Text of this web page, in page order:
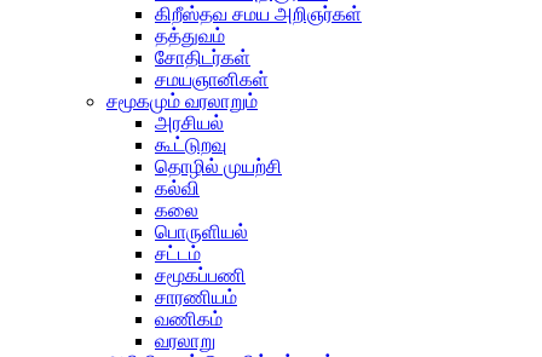
கிறீஸ்தவ சமய அறிஞர்கள்
தத்துவம்
சோதிடர்கள்
சமயஞானிகள்
சமூகமும் வரலாறும்
அரசியல்
கூட்டுறவு
தொழில் முயற்சி
கல்வி
கலை
பொருளியல்
சட்டம்
சமூகப்பணி
சாரணியம்
வணிகம்
வரலாறு